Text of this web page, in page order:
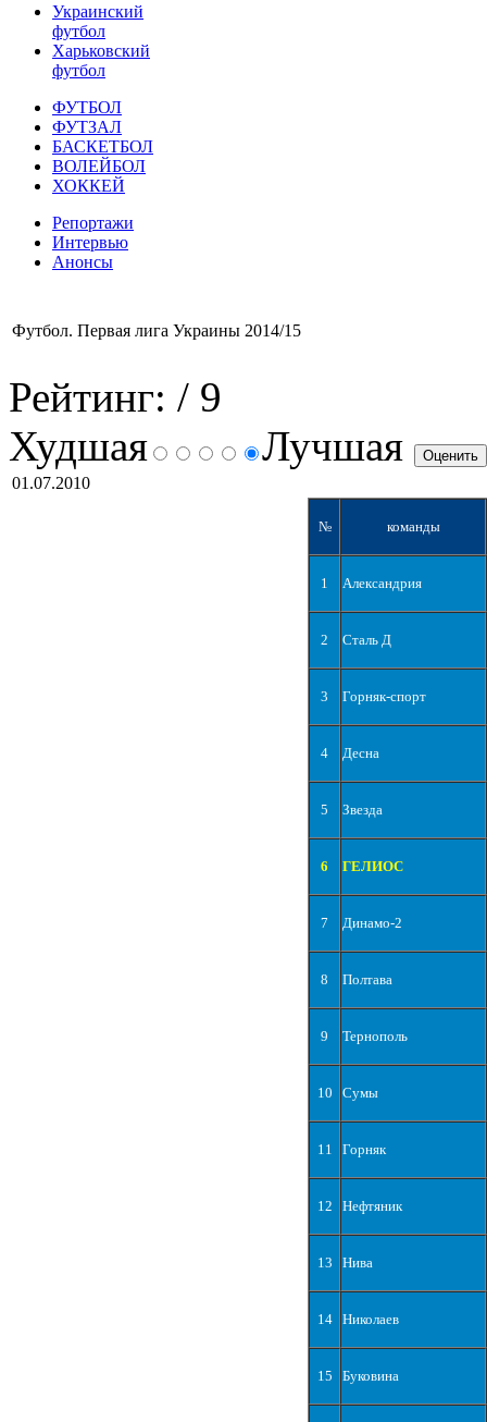
Украинский
футбол
Харьковский
футбол
ФУТБОЛ
ФУТЗАЛ
БАСКЕТБОЛ
ВОЛЕЙБОЛ
ХОККЕЙ
Репортажи
Интервью
Анонсы
Футбол. Первая лига Украины 2014/15
Рейтинг: / 9
Худшая
Лучшая
01.07.2010
№ команды
1 Александрия
2 Сталь Д
3 Горняк-спорт
4 Десна
5 Звезда
6 ГЕЛИОС
7 Динамо-2
8 Полтава
9 Тернополь
10 Сумы
11 Горняк
12 Нефтяник
13 Нива
14 Николаев
15 Буковина